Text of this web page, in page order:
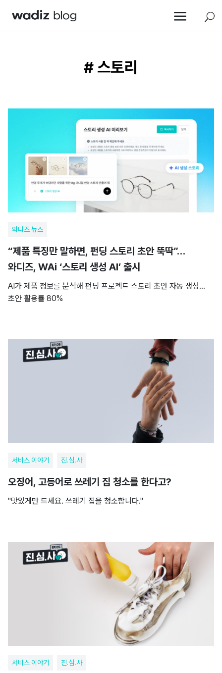
a U
# 스토리
와디즈 뉴스
“제품 특징만 말하면, 펀딩 스토리 초안 뚝딱”…
와디즈, WAi ‘스토리 생성 AI’ 출시
AI가 제품 정보를 분석해 펀딩 프로젝트 스토리 초안 자동 생성…
초안 활용률 80%
서비스 이야기 진.심.사
오징어, 고등어로 쓰레기 집 청소를 한다고?
"맛있게만 드세요. 쓰레기 집을 청소합니다."
서비스 이야기 진.심.사